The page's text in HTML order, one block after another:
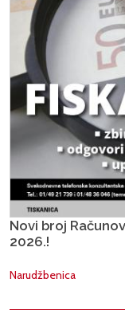
Novi broj
2026.!
Narudžbenica